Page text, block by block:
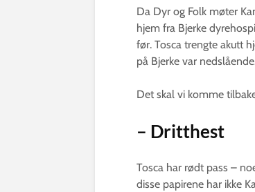
Da Dyr og Folk møter
hjem fra Bjerke
før. Tosca trengte akutt
på Bjerke var
Det skal vi komme
– Dritthest
Tosca har rødt pass –
disse papirene har ikke